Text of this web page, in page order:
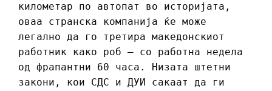
километар по автопат во историјата,
оваа странска компанија ќе може
легално да го третира македонскиот
работник како роб – со работна недела
од фрапантни 60 часа. Низата штетни
закони, кои СДС и ДУИ сакаат да ги